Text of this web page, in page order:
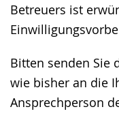
Betreuers ist
Bitten senden Sie
wie bisher an die
Ansprechperson